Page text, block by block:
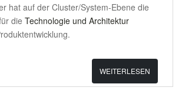
hat auf der Cluster/System-Ebene die
die Technologie und Architektur
WEITERLESEN